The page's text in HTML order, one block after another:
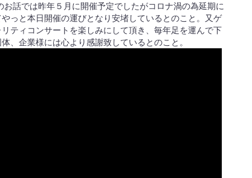
話では昨年５月に開催予定でしたがコロナ渦の為延期に
っと本日開催の運びとなり安堵しているとのこと。又ゲ
ティコンサートを楽しみにして頂き、毎年足を運んで下
、企業様には心より感謝致しているとのこと。